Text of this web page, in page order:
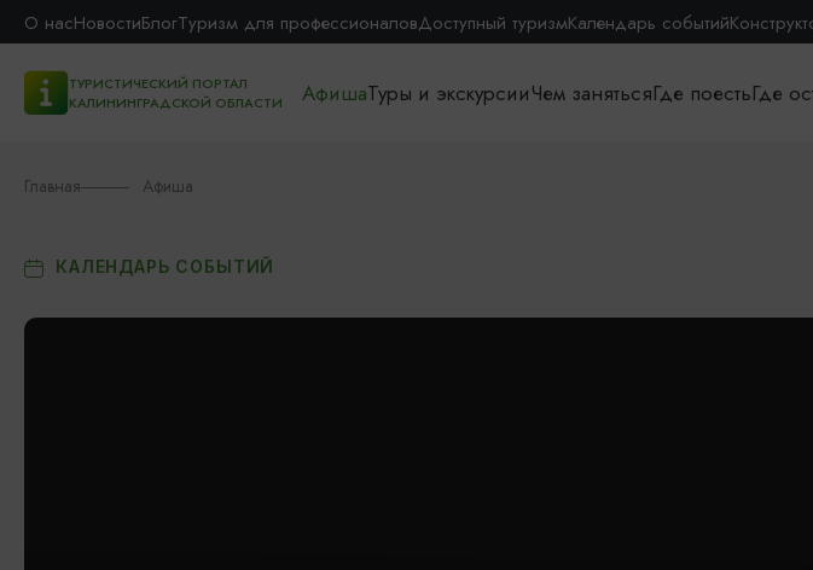
О насНовостиБлогТуризм для профессионаловДоступный туризмКалендарь событий
ТУРИСТИЧЕСКИЙ ПОРТАЛ
КАЛИНИНГРАДСКОЙ ОБЛАСТИ
АфишаТуры и экскурсииЧем занятьсяГде поестьГде
Главная Афиша
КАЛЕНДАРЬ СОБЫТИЙ